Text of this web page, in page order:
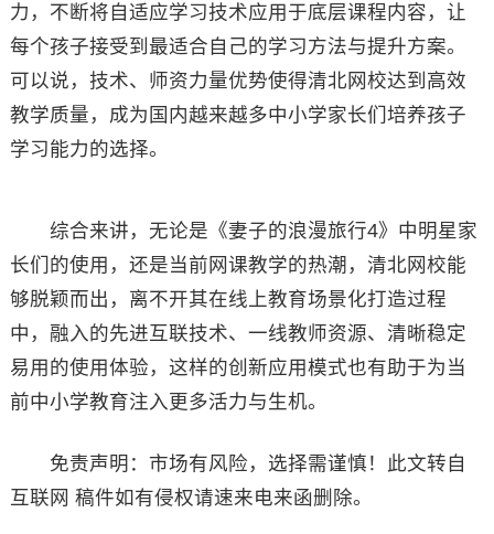
力，不断将自适应学习技术应用于底层课程内容，让
每个孩子接受到最适合自己的学习方法与提升方案。
可以说，技术、师资力量优势使得清北网校达到高效
教学质量，成为国内越来越多中小学家长们培养孩子
学习能力的选择。
综合来讲，无论是《妻子的浪漫旅行4》中明星家
长们的使用，还是当前网课教学的热潮，清北网校能
够脱颖而出，离不开其在线上教育场景化打造过程
中，融入的先进互联技术、一线教师资源、清晰稳定
易用的使用体验，这样的创新应用模式也有助于为当
前中小学教育注入更多活力与生机。
免责声明：市场有风险，选择需谨慎！此文转自
互联网 稿件如有侵权请速来电来函删除。